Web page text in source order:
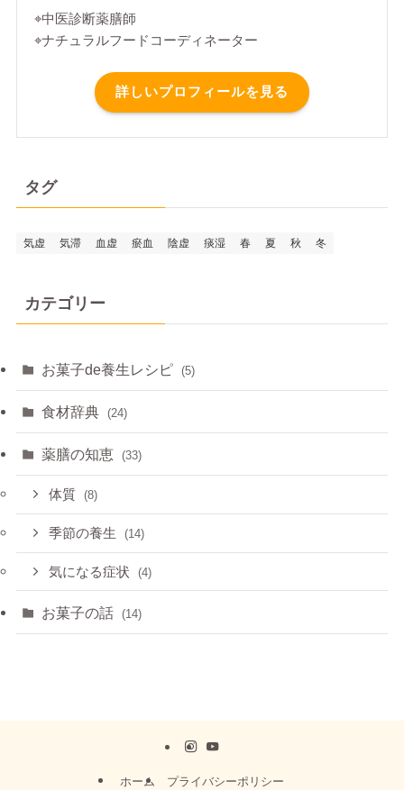
⌖中医診断薬膳師
⌖ナチュラルフードコーディネーター
詳しいプロフィールを見る
タグ
気虚 気滞 血虚 瘀血 陰虚 痰湿 春 夏 秋 冬
カテゴリー
お菓子de養生レシピ (5)
食材辞典 (24)
薬膳の知恵 (33)
体質 (8)
季節の養生 (14)
気になる症状 (4)
お菓子の話 (14)
ホーム プライバシーポリシー